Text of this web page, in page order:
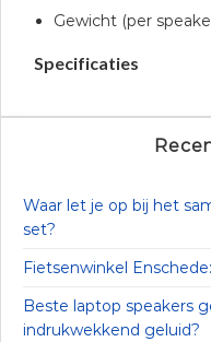
Gewicht (per
Specificaties
Waar let je op bij het
set?
Fietsenwinkel
Beste laptop speakers
indrukwekkend geluid?